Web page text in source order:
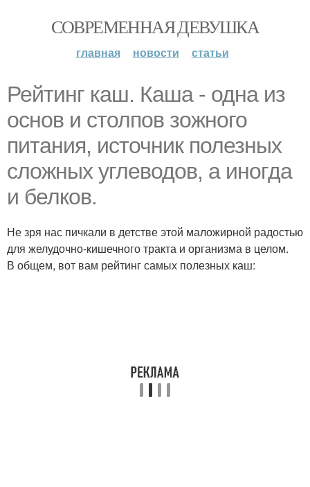
СОВРЕМЕННАЯ ДЕВУШКА
главная новости статьи
Рейтинг каш. Каша - одна из
основ и столпов зожного
питания, источник полезных
сложных углеводов, а иногда
и белков.
Не зря нас пичкали в детстве этой маложирной радостью
для желудочно-кишечного тракта и организма в целом.
В общем, вот вам рейтинг самых полезных каш: